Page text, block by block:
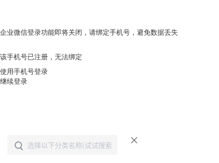
企业微信登录功能即将关闭，请绑定手机号，避免数据丢失
该手机号已注册，无法绑定
使用手机号登录
继续登录